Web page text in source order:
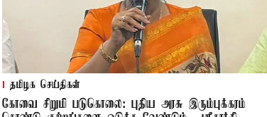
தமிழக செய்திகள்
கோவை சிறுமி படுகொலை: புதிய அரசு இரும்புக்கரம்